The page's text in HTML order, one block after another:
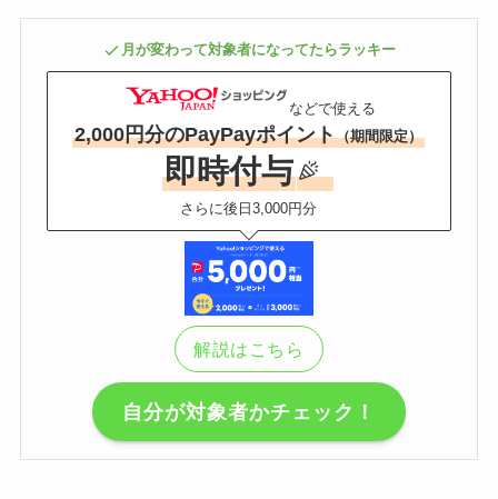
月が変わって対象者になってたらラッキー
などで使える
2,000円分のPayPayポイント（期間限定）
即時付与
さらに後日3,000円分
解説はこちら
自分が対象者かチェック！